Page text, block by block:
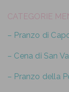
CATEGORIE
– Pranzo di
– Cena di San
– Pranzo della